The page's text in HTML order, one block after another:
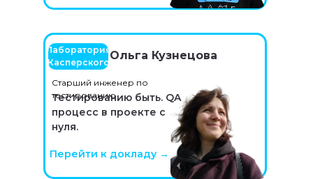
Яндекс
Evrone
Лаборатория
Касперского
Ольга Кузнецова
Старший инженер по
тестированию
Тестированию быть. QA
процесс в проекте с
нуля.
Перейти к докладу →